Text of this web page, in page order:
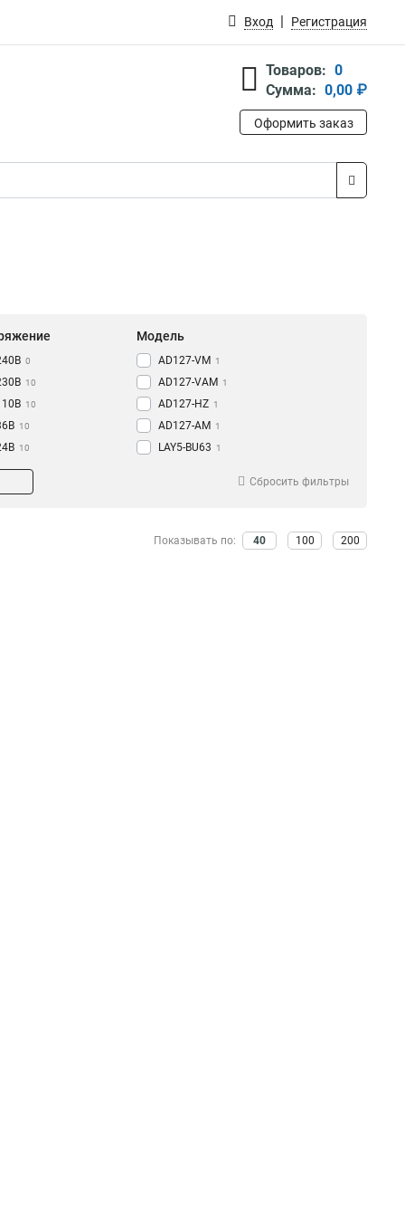
Вход Регистрация
Товаров: 0
Сумма: 0,00 ₽
Оформить заказ
0
10
10
10
10
10
Модель
AD127-VM 1
AD127-VAM 1
AD127-HZ 1
AD127-AM 1
LAY5-BU63 1
AL-22TE
Сбросить фильтры
Показывать по: 40 100 200